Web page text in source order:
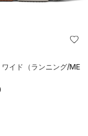
イド（ランニング/ME